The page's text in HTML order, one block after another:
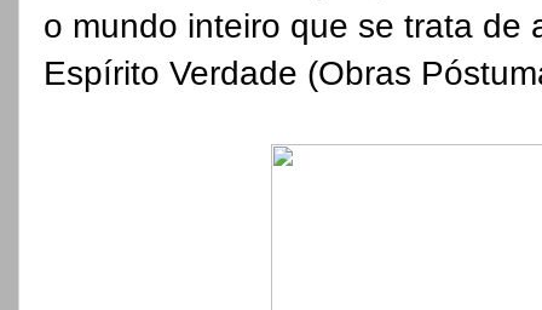
o mundo inteiro que se trata
Espírito Verdade (Obras